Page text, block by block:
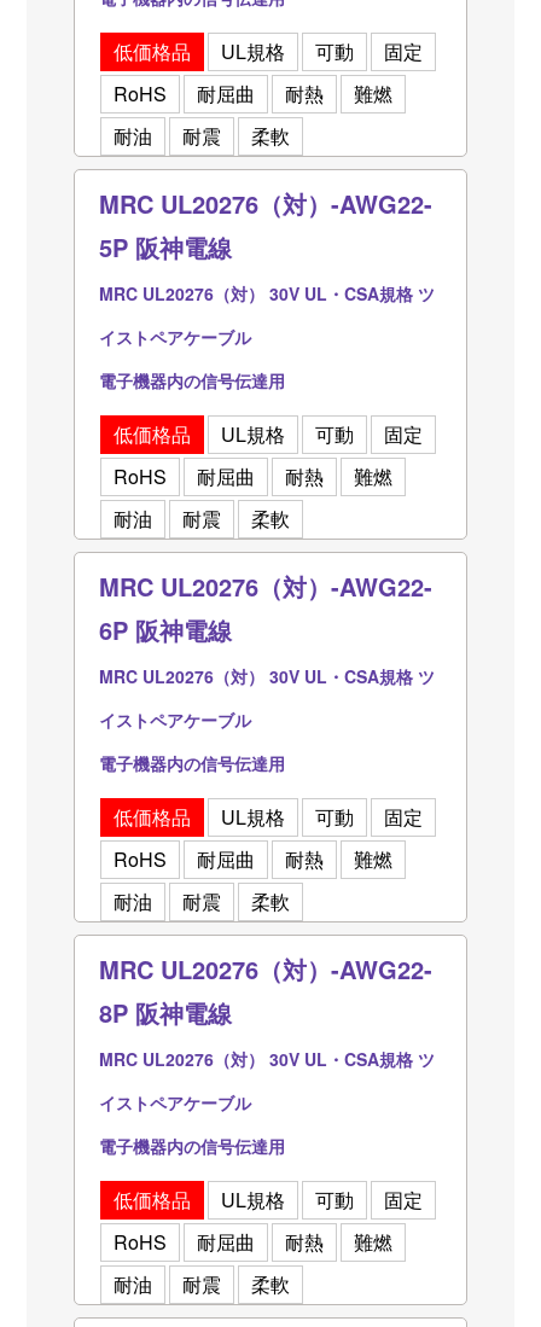
低価格品 UL規格 可動
固定
RoHS
耐屈曲 耐熱
難燃
耐油
耐震 柔軟
MRC UL20276（対）-AWG22-
5P 阪神電線
MRC UL20276（対） 30V UL・CSA規格 ツ
イストペアケーブル
電子機器内の信号伝達用
低価格品 UL規格 可動
固定
RoHS
耐屈曲 耐熱
難燃
耐油
耐震 柔軟
MRC UL20276（対）-AWG22-
6P 阪神電線
MRC UL20276（対） 30V UL・CSA規格 ツ
イストペアケーブル
電子機器内の信号伝達用
低価格品 UL規格 可動
固定
RoHS
耐屈曲 耐熱
難燃
耐油
耐震 柔軟
MRC UL20276（対）-AWG22-
8P 阪神電線
MRC UL20276（対） 30V UL・CSA規格 ツ
イストペアケーブル
電子機器内の信号伝達用
低価格品 UL規格 可動
固定
RoHS
耐屈曲 耐熱
難燃
耐油
耐震 柔軟